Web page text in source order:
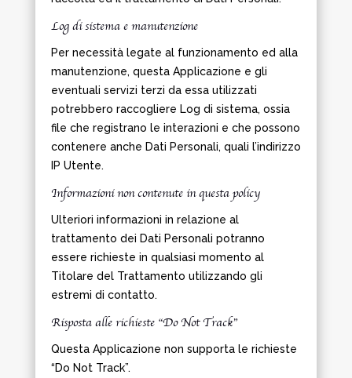
Log di sistema e manutenzione
Per necessità legate al funzionamento ed alla
manutenzione, questa Applicazione e gli
eventuali servizi terzi da essa utilizzati
potrebbero raccogliere Log di sistema, ossia
file che registrano le interazioni e che possono
contenere anche Dati Personali, quali l’indirizzo
IP Utente.
Informazioni non contenute in questa policy
Ulteriori informazioni in relazione al
trattamento dei Dati Personali potranno
essere richieste in qualsiasi momento al
Titolare del Trattamento utilizzando gli
estremi di contatto.
Risposta alle richieste “Do Not Track”
Questa Applicazione non supporta le richieste
“Do Not Track”.